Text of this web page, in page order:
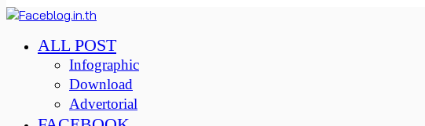
ALL POST
Infographic
Download
Advertorial